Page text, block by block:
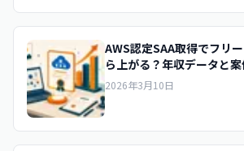
AWS認定SAA取得でフリ
ら上がる？年収データと
2026年3月10日